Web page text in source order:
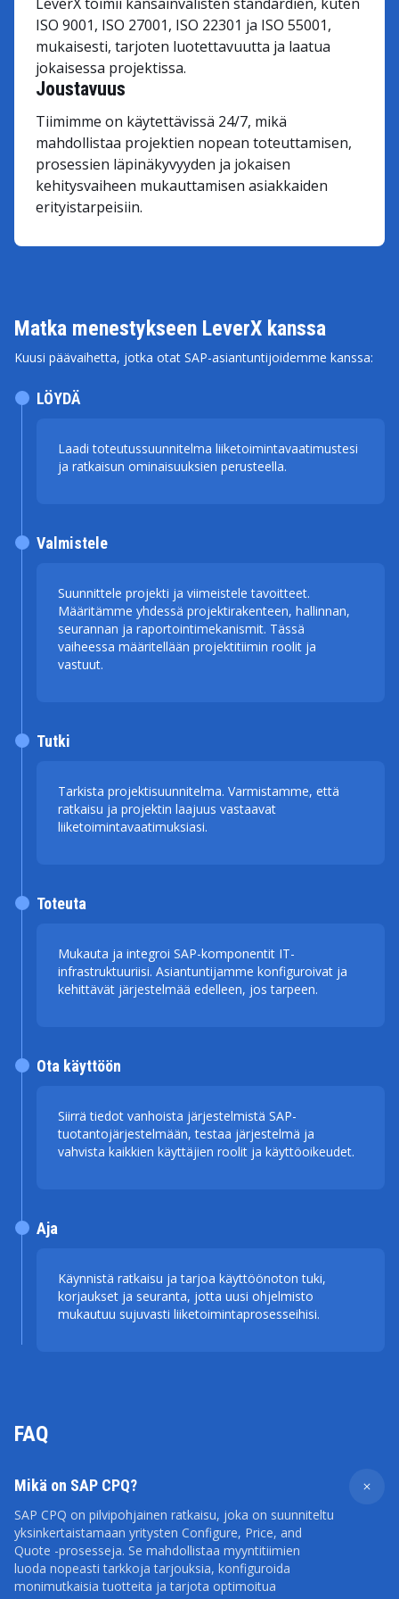
ISO 9001, ISO 27001, ISO 22301 ja ISO 55001,
mukaisesti, tarjoten luotettavuutta ja laatua
jokaisessa projektissa.
Joustavuus
Tiimimme on käytettävissä 24/7, mikä
mahdollistaa projektien nopean toteuttamisen,
prosessien läpinäkyvyyden ja jokaisen
kehitysvaiheen mukauttamisen asiakkaiden
erityistarpeisiin.
Matka menestykseen LeverX kanssa
Kuusi päävaihetta, jotka otat SAP-asiantuntijoidemme kanssa:
Laadi toteutussuunnitelma liiketoimintavaatimustesi
ja ratkaisun ominaisuuksien perusteella.
LÖYDÄ
Suunnittele projekti ja viimeistele tavoitteet.
Määritämme yhdessä projektirakenteen, hallinnan,
seurannan ja raportointimekanismit. Tässä
vaiheessa määritellään projektitiimin roolit ja
vastuut.
Valmistele
Tarkista projektisuunnitelma. Varmistamme, että
ratkaisu ja projektin laajuus vastaavat
liiketoimintavaatimuksiasi.
Tutki
Mukauta ja integroi SAP-komponentit IT-
infrastruktuuriisi. Asiantuntijamme konfiguroivat ja
kehittävät järjestelmää edelleen, jos tarpeen.
Toteuta
Siirrä tiedot vanhoista järjestelmistä SAP-
tuotantojärjestelmään, testaa järjestelmä ja
vahvista kaikkien käyttäjien roolit ja käyttöoikeudet.
Ota käyttöön
Käynnistä ratkaisu ja tarjoa käyttöönoton tuki,
korjaukset ja seuranta, jotta uusi ohjelmisto
mukautuu sujuvasti liiketoimintaprosesseihisi.
Aja
FAQ
Mikä on SAP CPQ?
SAP CPQ on pilvipohjainen ratkaisu, joka on suunniteltu
yksinkertaistamaan yritysten Configure, Price, and
Quote -prosesseja. Se mahdollistaa myyntitiimien
luoda nopeasti tarkkoja tarjouksia, konfiguroida
monimutkaisia tuotteita ja tarjota optimoitua